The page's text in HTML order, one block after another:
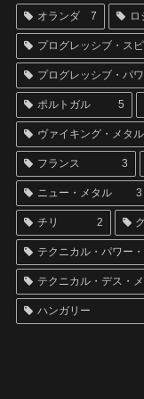
オランダ 7 ロ
プログレッシブ・ス
プログレッシブ・パ
ポルトガル 5
ヴァイキング・メタル
フランス 3
ニュー・メタル 3
チリ 2
テクニカル・パワー
テクニカル・デス・
ハンガリー